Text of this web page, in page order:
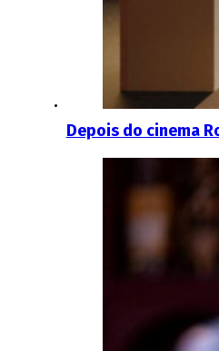
Depois do cinema